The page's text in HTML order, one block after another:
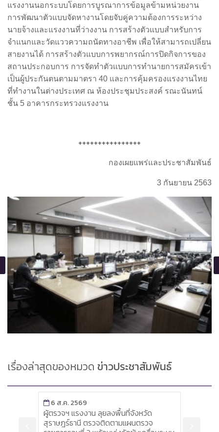
แรงงานนอกระบบโดยการบูรณาการข้อมูลข้ามหน่วยงาน
การพัฒนาตัวแบบจัดหางานโดยจับคู่ความต้องการระหว่าง
นายจ้างและแรงงานที่ว่างงาน การสร้างตัวแบบสำหรับการ
จำแนกและวัดแววความถนัดทางอาชีพ เพื่อให้สามารถเปลี่ยน
สายงานได้ การสร้างตัวแบบการพยากรณ์การปิดกิจการของ
สถานประกอบการ การจัดทำตัวแบบการทำนายการสมัครเข้า
เป็นผู้ประกันตนตามมาตรา 40 และการคุ้มครองแรงงานไทย
ที่ทำงานในต่างประเทศ ณ ห้องประชุมประสงค์ รณะนันทน์
ชั้น 5 อาคารกระทรวงแรงงาน
++++++++++++++++
กองเผยแพร่และประชาสัมพันธ์
3 กันยายน 2563
เรื่องล่าสุดของหมวด ข่าวประชาสัมพันธ์
6 ส.ค. 2569
ผู้ตรวจฯ แรงงาน ลุยลงพื้นที่จังหวัด
สุราษฎร์ธานี ตรวจติดตามแผนตรวจ